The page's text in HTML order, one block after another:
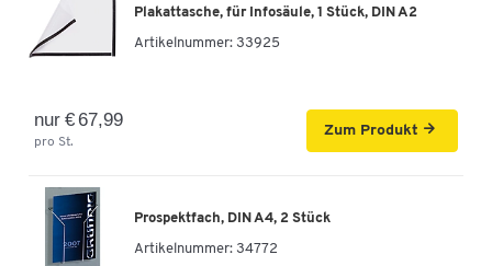
Plakattasche, für Infosäule, 1 Stück, DIN A2
Artikelnummer: 33925
nur € 67,99
pro St.
Zum Produkt
Prospektfach, DIN A4, 2 Stück
Artikelnummer: 34772